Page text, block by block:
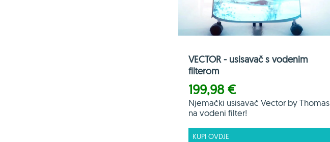
VECTOR - usisavač s vodenim
filterom
199,98 €
Njemački usisavač Vector by Thomas
na vodeni filter!
KUPI OVDJE